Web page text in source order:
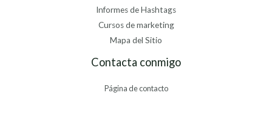
Informes de Hashtags
Cursos de marketing
Mapa del Sitio
Contacta conmigo
Página de contacto